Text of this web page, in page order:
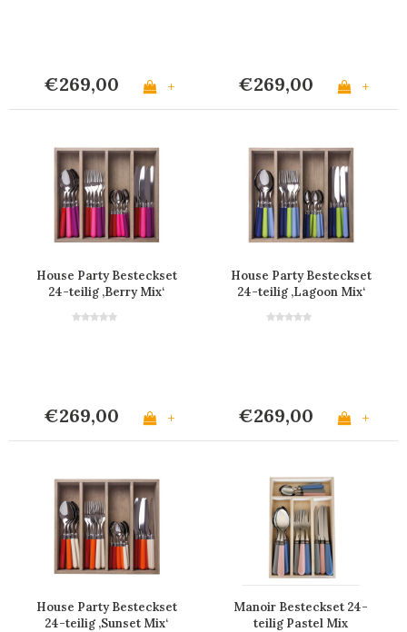
€269,00 + €269,00 +
House Party Besteckset
24-teilig ‚Berry Mix‘
€269,00 +
House Party Besteckset
24-teilig ‚Lagoon Mix‘
€269,00 +
House Party Besteckset
24-teilig ‚Sunset Mix‘
Manoir Besteckset 24-
teilig Pastel Mix